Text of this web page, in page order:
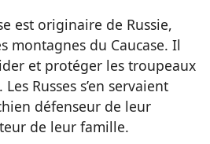
est originaire de Russie,
montagnes du Caucase. Il
et protéger les troupeaux
Russes s’en servaient
défenseur de leur
de leur famille.